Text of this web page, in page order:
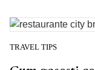
TRAVEL TIPS